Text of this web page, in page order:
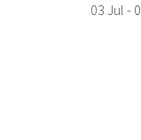
03 Jul -